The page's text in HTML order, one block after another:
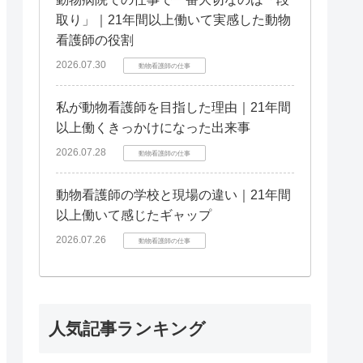
取り」｜21年間以上働いて実感した動物
看護師の役割
2026.07.30 動物看護師の仕事
私が動物看護師を目指した理由｜21年間
以上働くきっかけになった出来事
2026.07.28 動物看護師の仕事
動物看護師の学校と現場の違い｜21年間
以上働いて感じたギャップ
2026.07.26 動物看護師の仕事
人気記事ランキング